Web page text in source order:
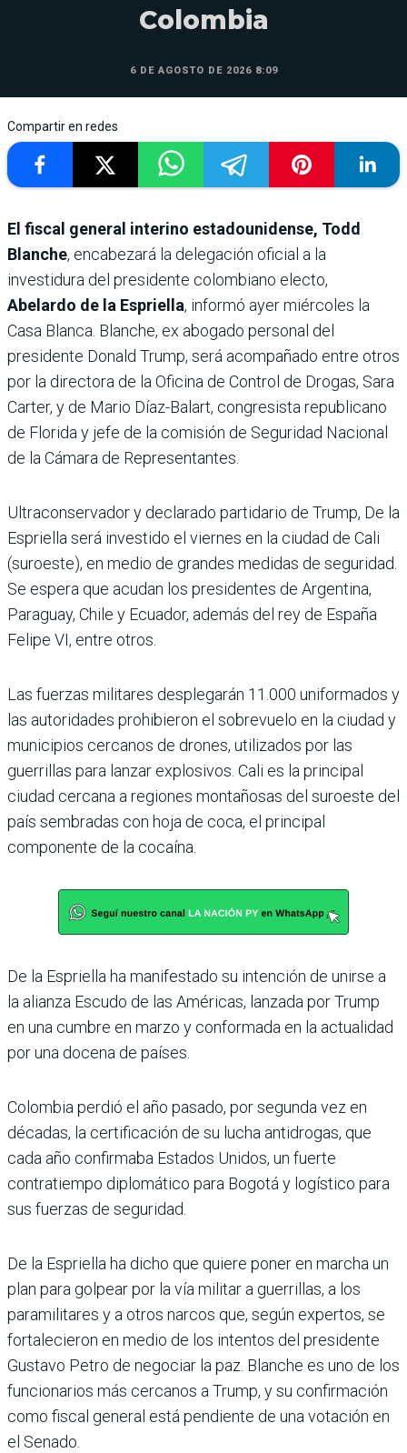
Colombia
6 DE AGOSTO DE 2026 8:09
Compartir en redes
El fiscal general interino estadounidense, Todd
Blanche, encabezará la delegación oficial a la
investidura del presidente colombiano electo,
Abelardo de la Espriella, informó ayer miércoles la
Casa Blanca. Blanche, ex abogado personal del
presidente Donald Trump, será acompañado entre otros
por la directora de la Oficina de Control de Drogas, Sara
Carter, y de Mario Díaz-Balart, congresista republicano
de Florida y jefe de la comisión de Seguridad Nacional
de la Cámara de Representantes.
Ultraconservador y declarado partidario de Trump, De la
Espriella será investido el viernes en la ciudad de Cali
(suroeste), en medio de grandes medidas de seguridad.
Se espera que acudan los presidentes de Argentina,
Paraguay, Chile y Ecuador, además del rey de España
Felipe VI, entre otros.
Las fuerzas militares desplegarán 11.000 uniformados y
las autoridades prohibieron el sobrevuelo en la ciudad y
municipios cercanos de drones, utilizados por las
guerrillas para lanzar explosivos. Cali es la principal
ciudad cercana a regiones montañosas del suroeste del
país sembradas con hoja de coca, el principal
componente de la cocaína.
De la Espriella ha manifestado su intención de unirse a
la alianza Escudo de las Américas, lanzada por Trump
en una cumbre en marzo y conformada en la actualidad
por una docena de países.
Colombia perdió el año pasado, por segunda vez en
décadas, la certificación de su lucha antidrogas, que
cada año confirmaba Estados Unidos, un fuerte
contratiempo diplomático para Bogotá y logístico para
sus fuerzas de seguridad.
De la Espriella ha dicho que quiere poner en marcha un
plan para golpear por la vía militar a guerrillas, a los
paramilitares y a otros narcos que, según expertos, se
fortalecieron en medio de los intentos del presidente
Gustavo Petro de negociar la paz. Blanche es uno de los
funcionarios más cercanos a Trump, y su confirmación
como fiscal general está pendiente de una votación en
el Senado.